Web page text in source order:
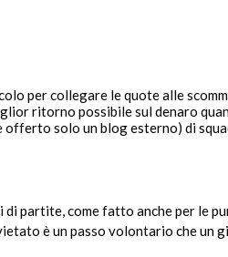
per collegare le quote alle
ritorno possibile sul denaro
offerto solo un blog esterno) di
partite, come fatto anche per le
è un passo volontario che un